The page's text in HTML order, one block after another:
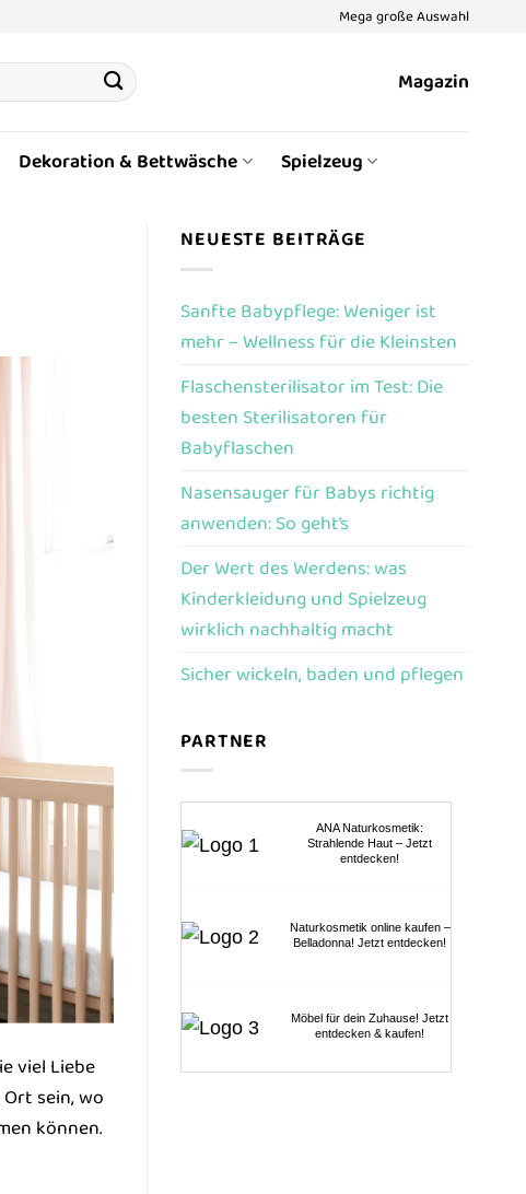
Mega große Auswahl
Magazin
Dekoration & Bettwäsche Spielzeug
viel Liebe
sein, wo
können.
NEUESTE BEITRÄGE
Sanfte Babypflege: Weniger ist
mehr – Wellness für die Kleinsten
Flaschensterilisator im Test: Die
besten Sterilisatoren für
Babyflaschen
Nasensauger für Babys richtig
anwenden: So geht’s
Der Wert des Werdens: was
Kinderkleidung und Spielzeug
wirklich nachhaltig macht
Sicher wickeln, baden und pflegen
PARTNER
ANA Naturkosmetik:
Strahlende Haut – Jetzt
entdecken!
Naturkosmetik online kaufen –
Belladonna! Jetzt entdecken!
Möbel für dein Zuhause! Jetzt
entdecken & kaufen!